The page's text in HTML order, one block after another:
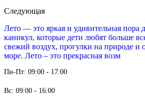
Следующая
Лето — это яркая и удивительная пора
каникул, которые дети любят больше
свежий воздух, прогулки на природе и
море. Лето – это прекрасная возм
Пн-Пт: 09:00 - 17:00
Вс: 09:00 - 16:00